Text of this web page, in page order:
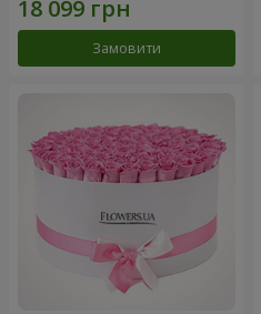
Замовити